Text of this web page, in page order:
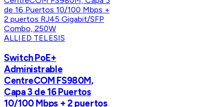
ALLIED TELESIS
Switch PoE+
Administrable
CentreCOM FS980M,
Capa 3 de 16 Puertos
10/100 Mbps + 2 puertos